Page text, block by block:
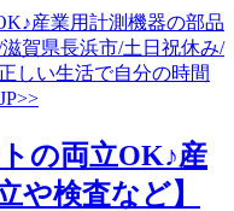
の両立OK♪産
や検査など】